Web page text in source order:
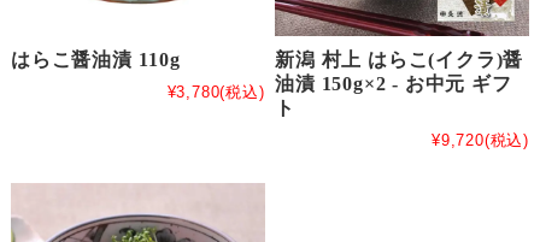
はらこ醤油漬 110g
¥3,780(税込)
新潟 村上 はらこ(イクラ)醤
油漬 150g×2 - お中元 ギフ
ト
¥9,720(税込)